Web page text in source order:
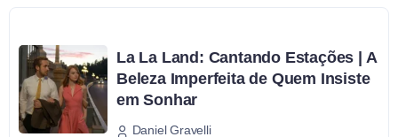
La La Land: Cantando Estações | A
Beleza Imperfeita de Quem Insiste
em Sonhar
Daniel Gravelli